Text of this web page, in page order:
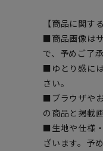
【商品に関す
■商品画像は
で、予めご了
■ゆとり感に
さい。
■ブラウザや
の商品と掲載
■生地や仕様
ざいます。予